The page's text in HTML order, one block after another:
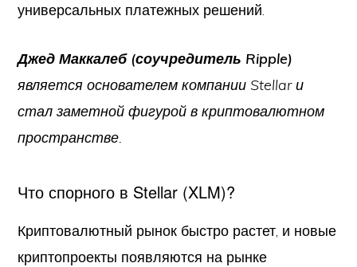
универсальных платежных решений.
Джед Маккалеб (соучредитель Ripple)
является основателем компании Stellar и
стал заметной фигурой в криптовалютном
пространстве.
Что спорного в Stellar (XLM)?
Криптовалютный рынок быстро растет, и новые
криптопроекты появляются на рынке